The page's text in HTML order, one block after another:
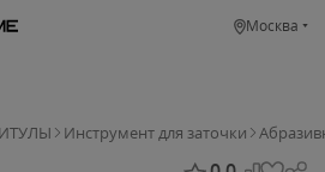
Москва
Инструмент для заточки